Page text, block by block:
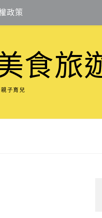
政策
食旅
子育兒